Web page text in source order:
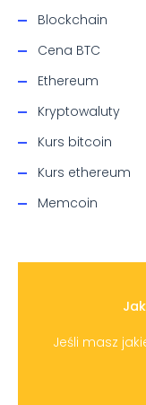
Blockchain
Cena BTC
Ethereum
Kryptowaluty
Kurs bitcoin
Kurs ethereum
Memcoin
Jeśli masz